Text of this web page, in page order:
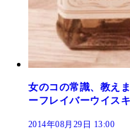
女のコの常識、教え
ーフレイバーウイス
2014年08月29日 13:00